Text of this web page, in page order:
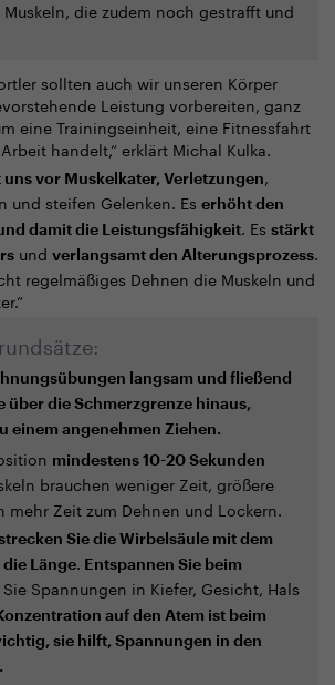
die zudem noch gestrafft und
sollten auch wir unseren Körper
Leistung vorbereiten, ganz
eine Trainingseinheit, eine Fitnessfahrt
handelt,“ erklärt Michal Kulka.
uns vor Muskelkater, Verletzungen,
und steifen Gelenken. Es erhöht den
damit die Leistungsfähigkeit. Es stärkt
und verlangsamt den Alterungsprozess.
regelmäßiges Dehnen die Muskeln und
langsam und fließend
über die Schmerzgrenze hinaus,
einem angenehmen Ziehen.
mindestens 10-20 Sekunden
brauchen weniger Zeit, größere
mehr Zeit zum Dehnen und Lockern.
Sie die Wirbelsäule mit dem
die Länge. Entspannen Sie beim
Spannungen in Kiefer, Gesicht, Hals
auf den Atem ist beim
sie hilft, Spannungen in den